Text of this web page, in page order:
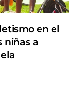
en el
niñas a